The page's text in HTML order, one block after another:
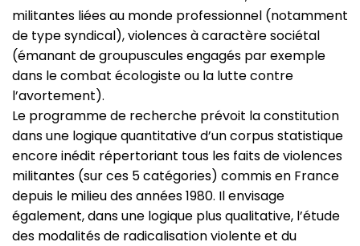
militantes liées au monde professionnel (notamment
de type syndical), violences à caractère sociétal
(émanant de groupuscules engagés par exemple
dans le combat écologiste ou la lutte contre
l’avortement).
Le programme de recherche prévoit la constitution
dans une logique quantitative d’un corpus statistique
encore inédit répertoriant tous les faits de violences
militantes (sur ces 5 catégories) commis en France
depuis le milieu des années 1980. Il envisage
également, dans une logique plus qualitative, l’étude
des modalités de radicalisation violente et du